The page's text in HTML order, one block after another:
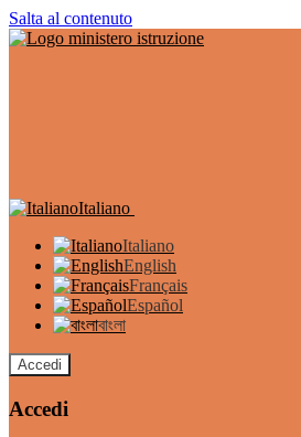
Salta al contenuto
Italiano
Italiano
English
Français
Español
বাংলা
Accedi
Accedi